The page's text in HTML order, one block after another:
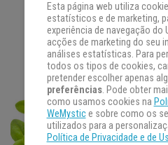
Esta página web utiliza
estatísticos e de marketing,
experiência de navegação do
acções de marketing do seu
análises estatísticas. Para
todos os tipos de cookies,
pretender escolher apenas
preferências. Pode obter
como usamos cookies na
WeMystice sobre como os
utilizados para a
Política de Privacidade e de